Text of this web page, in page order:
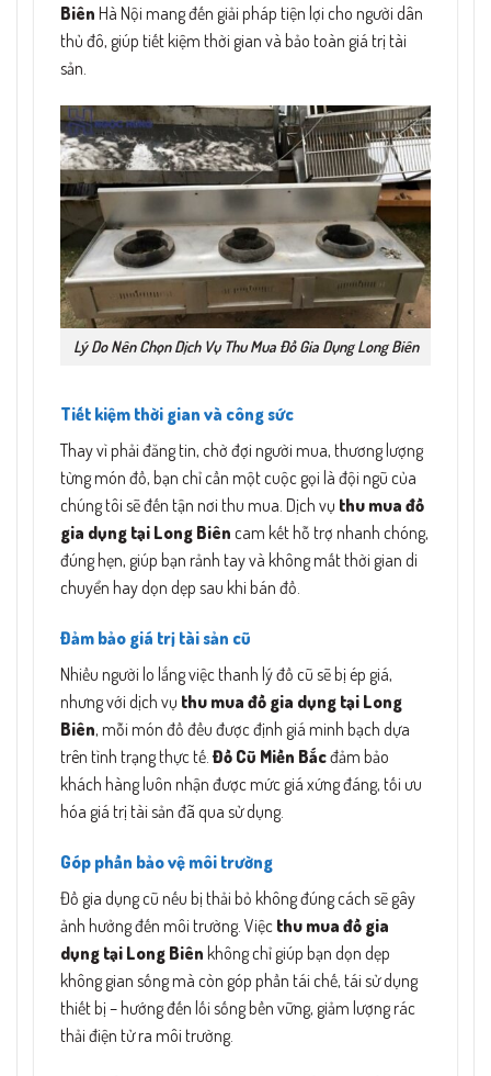
Biên Hà Nội mang đến giải pháp tiện lợi cho người dân
thủ đô, giúp tiết kiệm thời gian và bảo toàn giá trị tài
sản.
Lý Do Nên Chọn Dịch Vụ Thu Mua Đồ Gia Dụng Long Biên
Tiết kiệm thời gian và công sức
Thay vì phải đăng tin, chờ đợi người mua, thương lượng
từng món đồ, bạn chỉ cần một cuộc gọi là đội ngũ của
chúng tôi sẽ đến tận nơi thu mua. Dịch vụ thu mua đồ
gia dụng tại Long Biên cam kết hỗ trợ nhanh chóng,
đúng hẹn, giúp bạn rảnh tay và không mất thời gian di
chuyển hay dọn dẹp sau khi bán đồ.
Đảm bảo giá trị tài sản cũ
Nhiều người lo lắng việc thanh lý đồ cũ sẽ bị ép giá,
nhưng với dịch vụ thu mua đồ gia dụng tại Long
Biên, mỗi món đồ đều được định giá minh bạch dựa
trên tình trạng thực tế. Đồ Cũ Miền Bắcđảm bảo
khách hàng luôn nhận được mức giá xứng đáng, tối ưu
hóa giá trị tài sản đã qua sử dụng.
Góp phần bảo vệ môi trường
Đồ gia dụng cũ nếu bị thải bỏ không đúng cách sẽ gây
ảnh hưởng đến môi trường. Việc thu mua đồ gia
dụng tại Long Biên không chỉ giúp bạn dọn dẹp
không gian sống mà còn góp phần tái chế, tái sử dụng
thiết bị – hướng đến lối sống bền vững, giảm lượng rác
thải điện tử ra môi trường.